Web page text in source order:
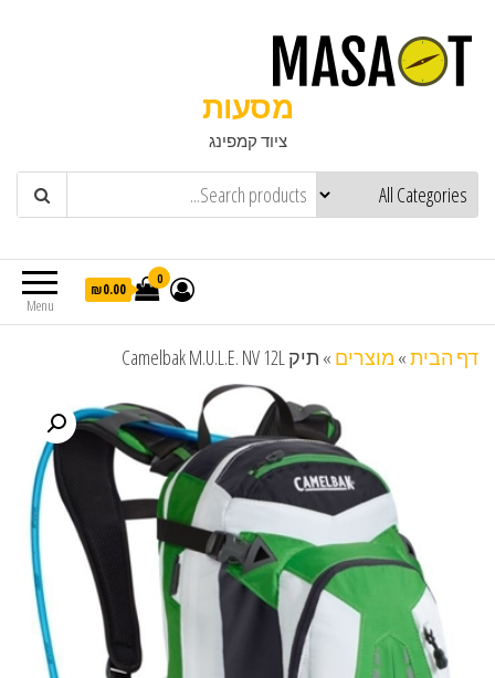
מסעות
ציוד קמפינג
Menu
0
₪0.00
דף הבית» מוצרים » תיק Camelbak M.U.L.E. NV 12L